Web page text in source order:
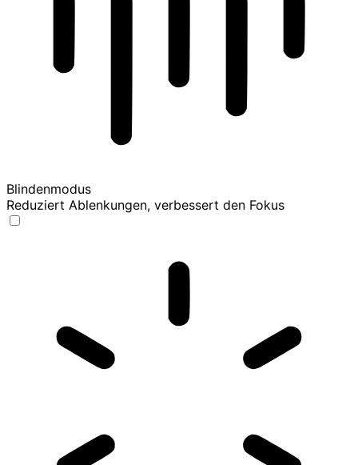
Blindenmodus
Reduziert Ablenkungen, verbessert den Fokus